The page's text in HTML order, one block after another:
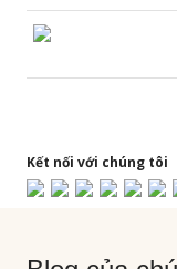
Kết nối với chúng tôi